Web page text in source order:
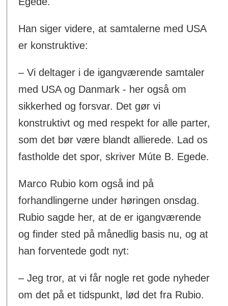
Han siger videre, at samtalerne med USA
er konstruktive:
– Vi deltager i de igangværende samtaler
med USA og Danmark - her også om
sikkerhed og forsvar. Det gør vi
konstruktivt og med respekt for alle parter,
som det bør være blandt allierede. Lad os
fastholde det spor, skriver Múte B. Egede.
Marco Rubio kom også ind på
forhandlingerne under høringen onsdag.
Rubio sagde her, at de er igangværende
og finder sted på månedlig basis nu, og at
han forventede godt nyt:
– Jeg tror, at vi får nogle ret gode nyheder
om det på et tidspunkt, lød det fra Rubio.